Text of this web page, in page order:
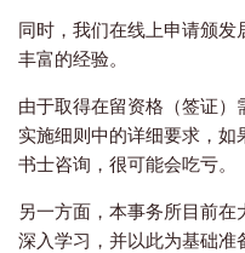
同时，我们在线上申请颁
丰富的经验。
由于取得在留资格（签证
实施细则中的详细要求，
书士咨询，很可能会吃亏。
另一方面，本事务所目前
深入学习，并以此为基础